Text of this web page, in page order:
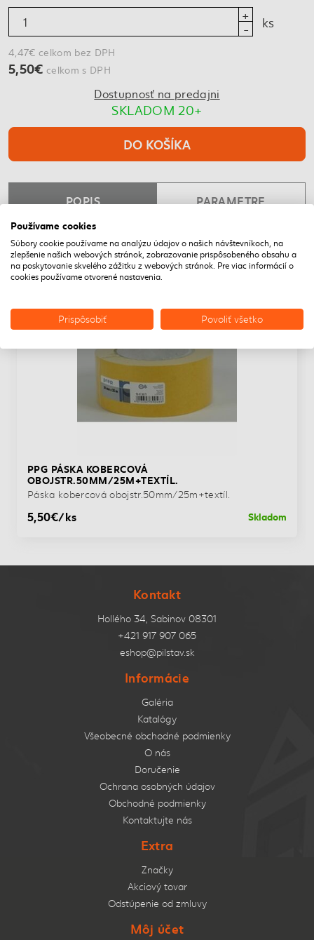
ks
4,47€ celkom bez DPH
5,50€ celkom s DPH
Dostupnosť na predajni
SKLADOM 20+
DO KOŠÍKA
POPIS PARAMETRE
NAPOSLEDY NAVŠTÍVENÉ
PPG PÁSKA KOBERCOVÁ
OBOJSTR.50MM/25M+TEXTÍL.
Páska kobercová obojstr.50mm/25m+textíl.
5,50€/ks Skladom
Kontakt
Hollého 34, Sabinov 08301
+421 917 907 065
eshop@pilstav.sk
Informácie
Galéria
Katalógy
Všeobecné obchodné podmienky
O nás
Doručenie
Ochrana osobných údajov
Obchodné podmienky
Kontaktujte nás
Extra
Značky
Akciový tovar
Odstúpenie od zmluvy
Môj účet
Používame cookies
Súbory cookie používame na analýzu údajov o našich návštevníkoch, na
zlepšenie našich webových stránok, zobrazovanie prispôsobeného obsahu a
na poskytovanie skvelého zážitku z webových stránok. Pre viac informácií o
cookies používame otvorené nastavenia.
Prispôsobiť Povoliť všetko